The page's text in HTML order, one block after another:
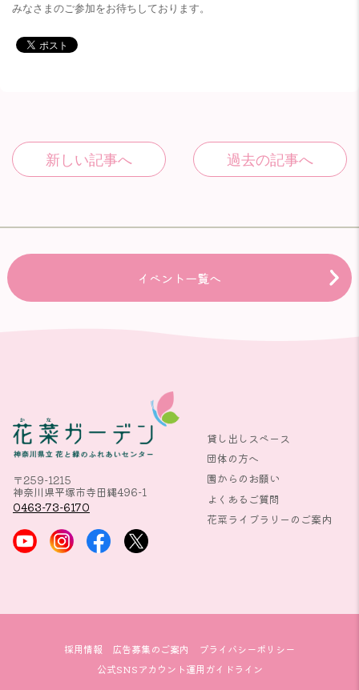
みなさまのご参加をお待ちしております。
イベント一覧へ
〒259-1215
神奈川県平塚市寺田縄496-1
0463-73-6170
貸し出しスペース
団体の方へ
園からのお願い
よくあるご質問
花菜ライブラリーのご案内
採用情報 広告募集のご案内
プライバシーポリシー
公式SNSアカウント運用ガイドライン